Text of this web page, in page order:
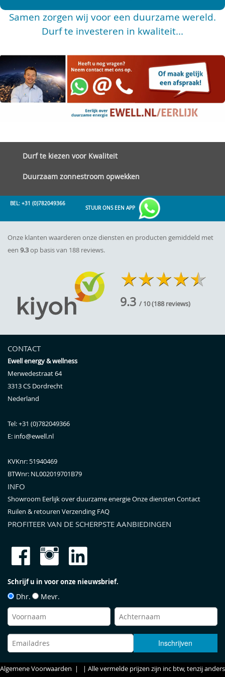
Samen zorgen wij voor een duurzame wereld.
Durf te investeren in kwaliteit...
Durf te kiezen voor Kwaliteit
Duurzaam zonnestroom opwekken
BEL: +31 (0)782049366
STUUR ONS EEN APP
Onze klanten waarderen onze diensten en producten gemiddeld met
een 9.3op basis van 188 reviews.
9.3 / 10(188reviews)
CONTACT
Ewell energy & wellness
Merwedestraat 64
3313 CS Dordrecht
Nederland
Tel:+31 (0)782049366
E: info@ewell.nl
KVKnr: 51940469
BTWnr: NL002019701B79
INFO
Showroom Eerlijk over duurzame energieOnze diensten Contact
Ruilen & retouren Verzending FAQ
PROFITEER VAN DE SCHERPSTE AANBIEDINGEN
Schrijf u in voor onze nieuwsbrief.
Dhr. Mevr.
Algemene Voorwaarden | | Alle vermelde prijzen zijn inc btw, tenzij anders